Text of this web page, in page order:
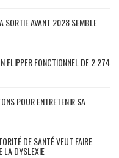
SORTIE AVANT 2028 SEMBLE
FLIPPER FONCTIONNEL DE 2 274
POUR ENTRETENIR SA
DE SANTÉ VEUT FAIRE
LA DYSLEXIE